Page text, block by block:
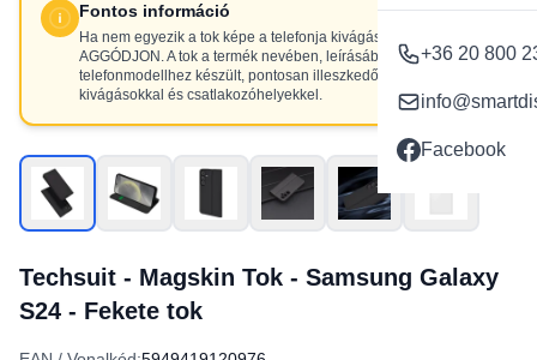
+36 20 800
Facebook
Fontos információ
Ha nem egyezik a tok képe a telefonja kivágásaival, NE
AGGÓDJON. A tok a termék nevében, leírásában szereplő
telefonmodellhez készült, pontosan illeszkedő
kivágásokkal és csatlakozóhelyekkel.
Techsuit - Magskin Tok - Samsung Galaxy
S24 - Fekete tok